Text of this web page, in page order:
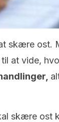
skære ost.
at vide,
skære ost